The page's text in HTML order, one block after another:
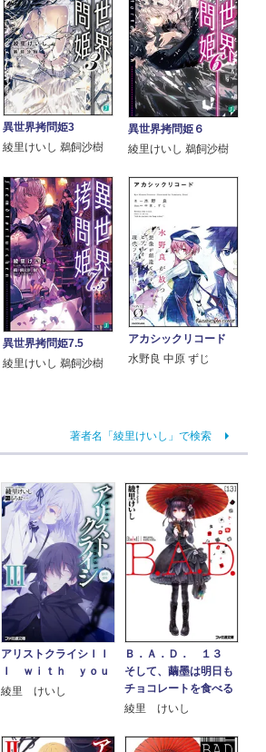
異世界拷問姫3
綾里けいし 鵜飼沙樹
異世界拷問姫６
綾里けいし 鵜飼沙樹
異世界拷問姫7.5
綾里けいし 鵜飼沙樹
アカシックリコード
水野良 中原 ずじ
著者名「綾里けいし」で検索
アリストクライシＩＩ
Ｉ ｗｉｔｈ ｙｏｕ
綾里 けいし
Ｂ．Ａ．Ｄ． １３
そして、繭墨は明日も
チョコレートを食べる
綾里 けいし